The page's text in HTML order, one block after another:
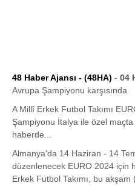
48 Haber Ajansı - (48HA) - 04
Avrupa Şampiyonu karşısında
A Millî Erkek Futbol Takımı
Şampiyonu İtalya ile özel
haberde...
Almanya'da 14 Haziran - 14
düzenlenecek EURO 2024 için
Erkek Futbol Takımı, bu